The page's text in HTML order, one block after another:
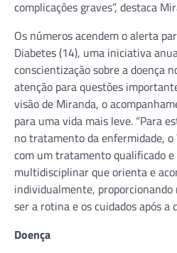
complicações graves”, destaca
Os números acendem o alerta
Diabetes (14), uma iniciativa
conscientização sobre a doença
atenção para questões
visão de Miranda, o
para uma vida mais leve. “Para
no tratamento da enfermidade,
com um tratamento qualificado
multidisciplinar que orienta e
individualmente, proporcionando
ser a rotina e os cuidados após a
Doença